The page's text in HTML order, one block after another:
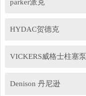
parker派克
HYDAC贺德克
VICKERS威格士柱塞泵
Denison 丹尼逊